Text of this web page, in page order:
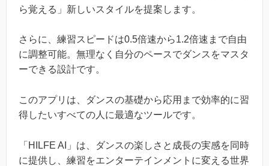
ら覚える」新しいスタイルを提案します。
さらに、練習スピードは0.5倍速から1.2倍速まで自由
に調整可能。無理なく自分のペースでダンスをマスタ
ーできる設計です。
このアプリは、ダンスの基礎から応用まで効率的に習
得したいすべての人に最適なツールです。
「HILFE AI」は、ダンスの楽しさと成長の実感を同時
に提供し、練習をエンターテインメントに変える世界